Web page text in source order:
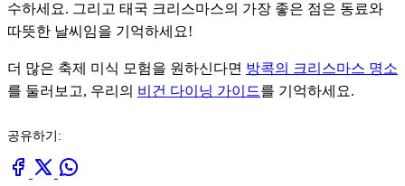
수하세요. 그리고 태국 크리스마스의 가장 좋은 점은 동료와
따뜻한 날씨임을 기억하세요!
더 많은 축제 미식 모험을 원하신다면 방콕의 크리스마스 명소
를 둘러보고, 우리의 비건 다이닝 가이드를 기억하세요.
공유하기: